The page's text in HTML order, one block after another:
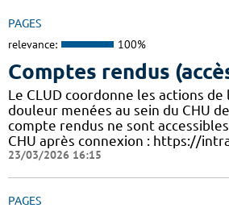
PAGES
relevance: 100%
Comptes rendus
Le CLUD coordonne les actions
douleur menées au sein du CHU
compte rendus ne sont
CHU après connexion : https://
23/03/2026 16:15
PAGES